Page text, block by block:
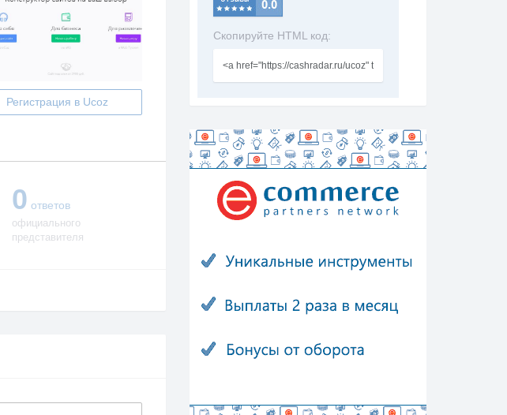
Регистрация в Ucoz
0 ответов
официального
представителя
Скопируйте HTML код: